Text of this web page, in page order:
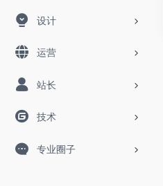
设计
运营
站长
技术
专业圈子